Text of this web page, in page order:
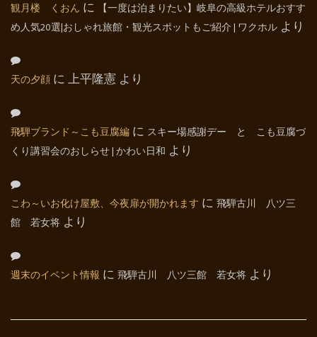
観月楼 くおん に
【一度は泊まりたい】岐阜の高級ホテルおすす
め人気20選|おしゃれ旅館・観光スポットもご紹介 | ワクホル より
天の夕顔 に 上平隆憲 より
飛騨ブランド～こも豆腐編 に スキー場感謝デー と こも豆腐づ
くり講習会のおしらせ | かわい日和 より
こわ～いお化け屋敷、今夜扉が開かれます に 飛騨古川 八ツ三
館 若女将 より
週末のイベント情報 に 飛騨古川 八ツ三館 若女将 より